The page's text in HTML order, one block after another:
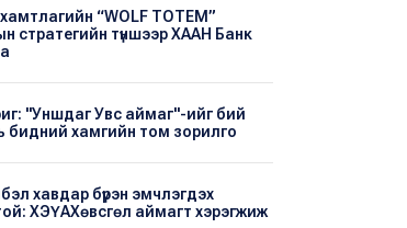
“WOLF TOTEM”
стратегийн түншээр ХААН Банк
"Уншдаг Увс аймаг"-ийг бий
бидний хамгийн том зорилго
хавдар бүрэн эмчлэгдэх
ХЭҮА​Хөвсгөл аймагт хэрэгжиж